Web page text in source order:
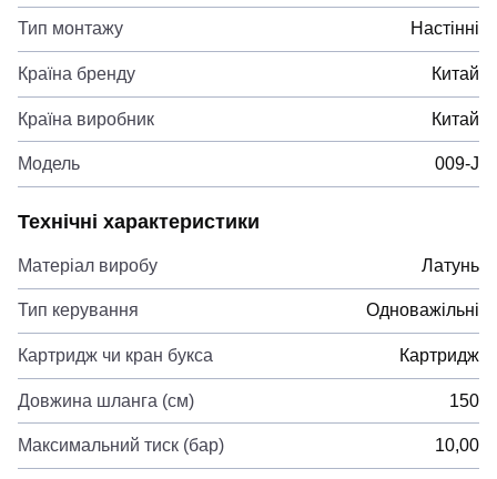
Тип монтажу Настінні
Країна бренду Китай
Країна виробник Китай
Модель 009-J
Технічні характеристики
Матеріал виробу Латунь
Тип керування Одноважільні
Картридж чи кран букса Картридж
Довжина шланга (см) 150
Максимальний тиск (бар) 10,00